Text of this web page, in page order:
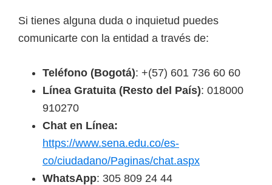
Si tienes alguna duda o inquietud puedes
comunicarte con la entidad a través de:
Teléfono (Bogotá): +(57) 601 736 60 60
Línea Gratuita (Resto del País): 018000
910270
Chat en Línea:
https://www.sena.edu.co/es-
co/ciudadano/Paginas/chat.aspx
WhatsApp: 305 809 24 44